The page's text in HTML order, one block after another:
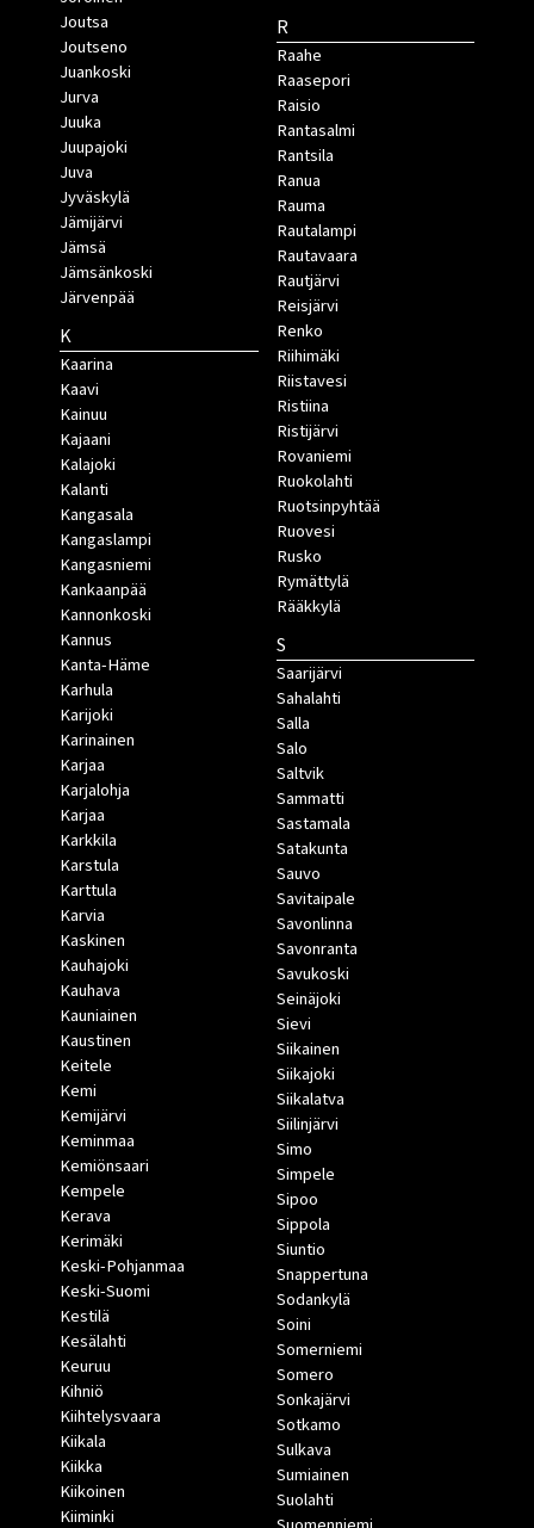
Joutsa
Joutseno
Juankoski
Jurva
Juuka
Juupajoki
Juva
Jyväskylä
Jämijärvi
Jämsä
Jämsänkoski
Järvenpää
K
Kaarina
Kaavi
Kainuu
Kajaani
Kalajoki
Kalanti
Kangasala
Kangaslampi
Kangasniemi
Kankaanpää
Kannonkoski
Kannus
Kanta-Häme
Karhula
Karijoki
Karinainen
Karjaa
Karjalohja
Karjaa
Karkkila
Karstula
Karttula
Karvia
Kaskinen
Kauhajoki
Kauhava
Kauniainen
Kaustinen
Keitele
Kemi
Kemijärvi
Keminmaa
Kemiönsaari
Kempele
Kerava
Kerimäki
Keski-Pohjanmaa
Keski-Suomi
Kestilä
Kesälahti
Keuruu
Kihniö
Kiihtelysvaara
Kiikala
Kiikka
Kiikoinen
Kiiminki
R
Raahe
Raasepori
Raisio
Rantasalmi
Rantsila
Ranua
Rauma
Rautalampi
Rautavaara
Rautjärvi
Reisjärvi
Renko
Riihimäki
Riistavesi
Ristiina
Ristijärvi
Rovaniemi
Ruokolahti
Ruotsinpyhtää
Ruovesi
Rusko
Rymättylä
Rääkkylä
S
Saarijärvi
Sahalahti
Salla
Salo
Saltvik
Sammatti
Sastamala
Satakunta
Sauvo
Savitaipale
Savonlinna
Savonranta
Savukoski
Seinäjoki
Sievi
Siikainen
Siikajoki
Siikalatva
Siilinjärvi
Simo
Simpele
Sipoo
Sippola
Siuntio
Snappertuna
Sodankylä
Soini
Somerniemi
Somero
Sonkajärvi
Sotkamo
Sulkava
Sumiainen
Suolahti